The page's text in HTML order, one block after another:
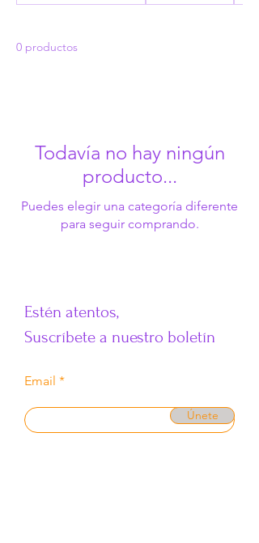
expansión de conciencia. Accede a
0 productos
Todavía no hay ningún
producto...
Puedes elegir una categoría diferente
para seguir comprando.
​Estén atentos,
Suscríbete a nuestro boletín
Email
Únete